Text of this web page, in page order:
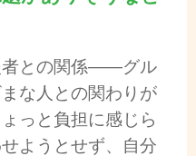
者との関係――グル
な人との関わりが
っと負担に感じら
ようとせず、自分